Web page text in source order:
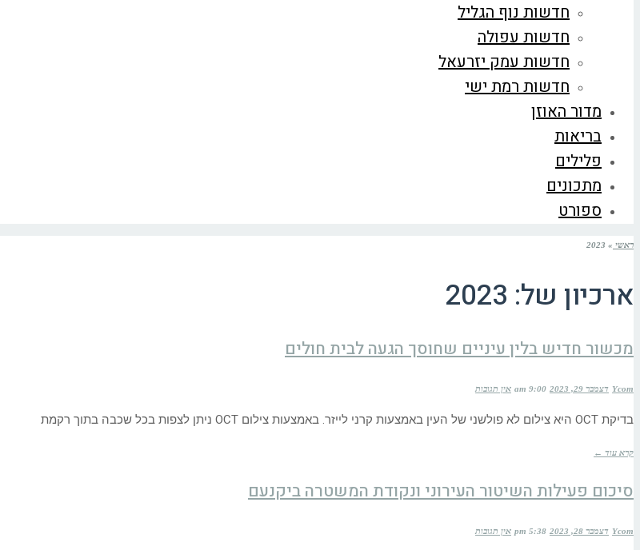
חדשות נוף הגליל
חדשות עפולה
חדשות עמק יזרעאל
חדשות רמת ישי
מדור האוזן
בריאות
פלילים
מתכונים
ספורט
ראשי »
2023
ארכיון של: 2023
מכשור חדיש בלין עיניים שחוסך הגעה לבית חולים
Ycom דצמבר 29, 2023 9:00 am אין תגובות
בדיקת OCT היא צילום לא פולשני של העין באמצעות קרני לייזר. באמצעות צילום OCT ניתן לצפות בכל שכבה בתוך רקמת
קרא עוד ←
סיכום פעילות השיטור העירוני ונקודת המשטרה ביקנעם
Ycom דצמבר 28, 2023 5:38 pm אין תגובות